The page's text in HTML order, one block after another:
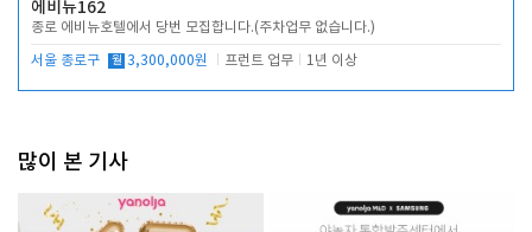
에비뉴162
종로 에비뉴호텔에서 당번 모집합니다.(주차업무 없습니다.)
서울 종로구 월 3,300,000원 프런트 업무 1년 이상
많이 본 기사